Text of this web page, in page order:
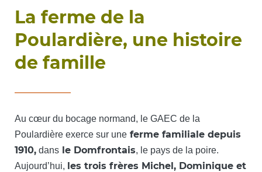
La ferme de la
Poulardière, une histoire
de famille
Au cœur du bocage normand, le GAEC de la
Poulardière exerce sur une ferme familiale depuis
1910, dans le Domfrontais, le pays de la poire.
Aujourd’hui, les trois frères Michel, Dominique et